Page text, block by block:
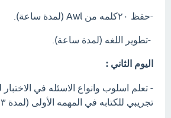
-حفظ ٢٠كلمه من Awl (لمدة ساعة).
-تطوير اللغه (لمدة ساعة).
اليوم الثاني :
- تعلم اسلوب وانواع الاسئله في الاختبار
تجريبي للكتابه في المهمه الأولى (لمدة ٣ساعات).